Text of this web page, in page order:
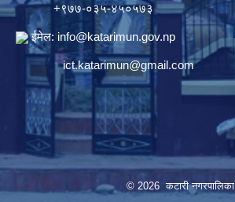
+९७७-०३५-४५०५७३
ईमेल: info@katarimun.gov.np
ict.katarimun@gmail.com
© 2026 कटारी नगरपालिका